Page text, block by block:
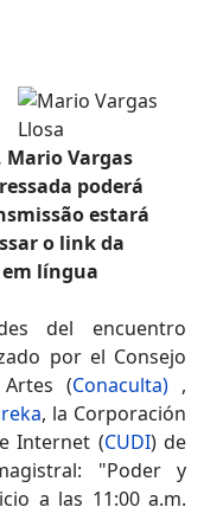
Mario Vargas
poderá
estará
o link da
língua
del encuentro
por el Consejo
(Conaculta),
, la Corporación
Internet (CUDI) de
"Poder y
a las 11:00 a.m.